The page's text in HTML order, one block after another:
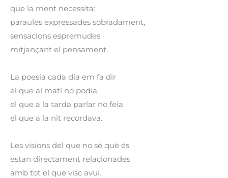
que la ment necessita:
paraules expressades sobradament,
sensacions espremudes
mitjançant el pensament.
La poesia cada dia em fa dir
el que al matí no podia,
el que a la tarda parlar no feia
el que a la nit recordava.
Les visions del que no sé què és
estan directament relacionades
amb tot el que visc avui.